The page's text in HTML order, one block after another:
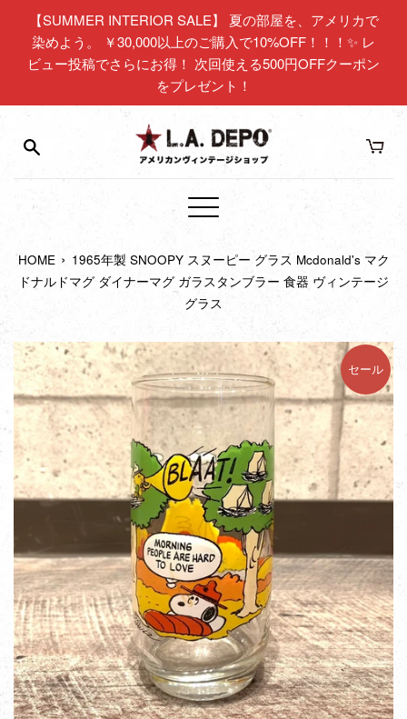
【SUMMER INTERIOR SALE】 夏の部屋を、アメリカで
染めよう。 ￥30,000以上のご購入で10%OFF！！！✨ レ
ビュー投稿でさらにお得！ 次回使える500円OFFクーポン
をプレゼント！
メ
ュ
ー
HOME › 1965年製 SNOOPY スヌーピー グラス Mcdonald's マク
ドナルドマグ ダイナーマグ ガラスタンブラー 食器 ヴィンテージ
グラス
セール